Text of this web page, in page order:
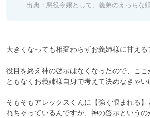
出典： 悪役令嬢として、義弟のえっちな躾! がんばりましょう! 後編 [warm
大きくなっても相変わらずお義姉様に甘える
役目を終え神の啓示はなくなったので、ここ
ともなくお義姉様自身で考えて決めなきゃい
そもそもアレックスくんに【強く恨まれる
れちゃっているんですが、神の啓示という